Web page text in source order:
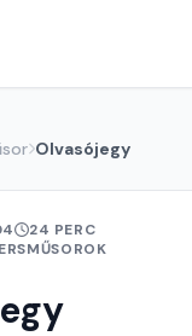
Olvasójegy
24 PERC